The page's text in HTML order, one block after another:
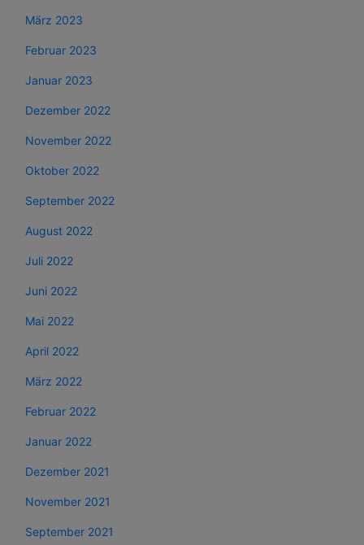
März 2023
Februar 2023
Januar 2023
Dezember 2022
November 2022
Oktober 2022
September 2022
August 2022
Juli 2022
Juni 2022
Mai 2022
April 2022
März 2022
Februar 2022
Januar 2022
Dezember 2021
November 2021
September 2021